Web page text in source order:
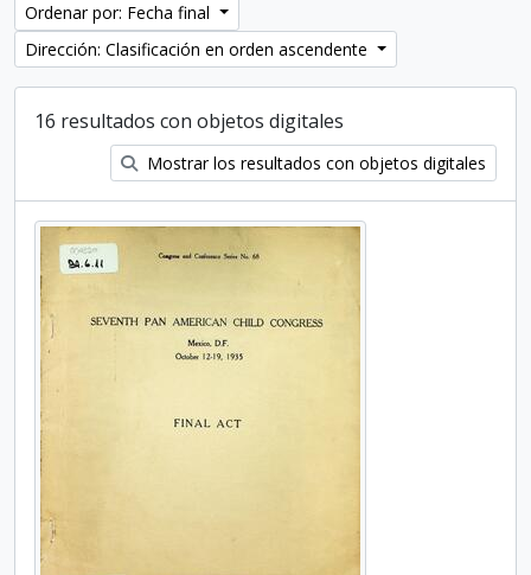
Ordenar por: Fecha final
Dirección: Clasificación en orden ascendente
16 resultados con objetos digitales
Mostrar los resultados con objetos digitales